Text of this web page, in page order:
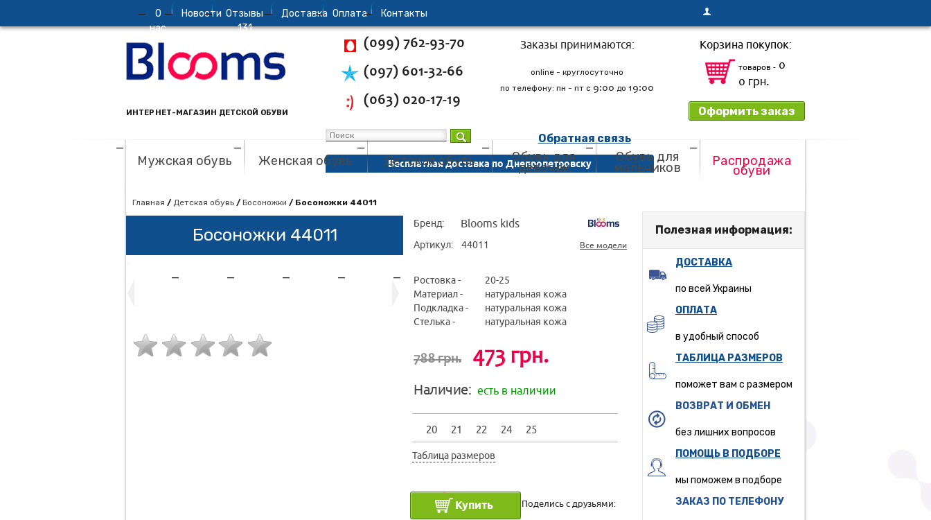
О
нас
Новости Отзывы
131
Доставка Oплата Контакты
ИНТЕРНЕТ-МАГАЗИН ДЕТСКОЙ ОБУВИ
(099) 762-93-70
(097) 601-32-66
(063) 020-17-19
Заказы принимаются:
online - круглосуточно
по телефону: пн - пт с 9:00 до 19:00
Обратная связь
Бесплатная доставка по Днепропетровску
Корзина покупок:
товаров - 0
0 грн.
Оформить заказ
Мужская обувь Женская обувь Детская обувь Обувь для
девочек
Обувь для
мальчиков Распродажа
обуви
Полезная информация:
ДОСТАВКА
по всей Украины
ОПЛАТА
в удобный способ
ТАБЛИЦА РАЗМЕРОВ
поможет вам с размером
ВОЗВРАТ И ОБМЕН
без лишних вопросов
ПОМОЩЬ В ПОДБОРЕ
мы поможем в подборе
ЗАКАЗ ПО ТЕЛЕФОНУ
Главная / Детская обувь / Босоножки / Босоножки 44011
Босоножки 44011
Бренд: Blooms kids
Все модели
Артикул: 44011
Ростовка -
20-25
Материал -
натуральная кожа
Подкладка -
натуральная кожа
Стелька -
натуральная кожа
788 грн. 473 грн.
Наличие: есть в наличии
20 21 22 24 25
Таблица размеров
Поделись с друзьями: